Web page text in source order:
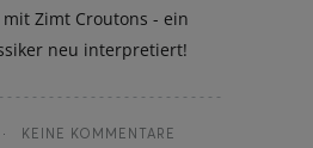
Zimt Croutons - ein
neu interpretiert!
KEINE KOMMENTARE